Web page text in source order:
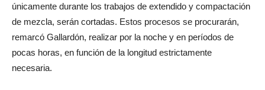
únicamente durante los trabajos de extendido y compactación
de mezcla, serán cortadas. Estos procesos se procurarán,
remarcó Gallardón, realizar por la noche y en períodos de
pocas horas, en función de la longitud estrictamente
necesaria.